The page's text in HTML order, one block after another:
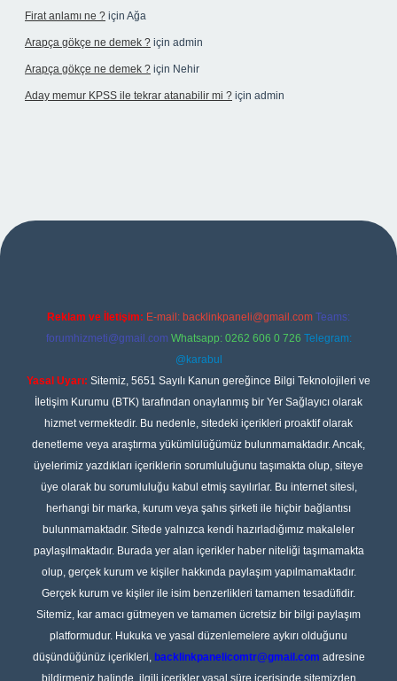
Firat anlamı ne ? için Ağa
Arapça gökçe ne demek ? için admin
Arapça gökçe ne demek ? için Nehir
Aday memur KPSS ile tekrar atanabilir mi ? için admin
yeni giriş adresi
Reklam ve İletişim: E-mail: backlinkpaneli@gmail.com Teams:
forumhizmeti@gmail.com Whatsapp: 0262 606 0 726 Telegram:
@karabul
Yasal Uyarı: Sitemiz, 5651 Sayılı Kanun gereğince Bilgi Teknolojileri ve
İletişim Kurumu (BTK) tarafından onaylanmış bir Yer Sağlayıcı olarak
hizmet vermektedir. Bu nedenle, sitedeki içerikleri proaktif olarak
denetleme veya araştırma yükümlülüğümüz bulunmamaktadır. Ancak,
üyelerimiz yazdıkları içeriklerin sorumluluğunu taşımakta olup, siteye
üye olarak bu sorumluluğu kabul etmiş sayılırlar. Bu internet sitesi,
herhangi bir marka, kurum veya şahıs şirketi ile hiçbir bağlantısı
bulunmamaktadır. Sitede yalnızca kendi hazırladığımız makaleler
paylaşılmaktadır. Burada yer alan içerikler haber niteliği taşımamakta
olup, gerçek kurum ve kişiler hakkında paylaşım yapılmamaktadır.
Gerçek kurum ve kişiler ile isim benzerlikleri tamamen tesadüfidir.
Sitemiz, kar amacı gütmeyen ve tamamen ücretsiz bir bilgi paylaşım
platformudur. Hukuka ve yasal düzenlemelere aykırı olduğunu
düşündüğünüz içerikleri, backlinkpanelicomtr@gmail.com adresine
bildirmeniz halinde, ilgili içerikler yasal süre içerisinde sitemizden